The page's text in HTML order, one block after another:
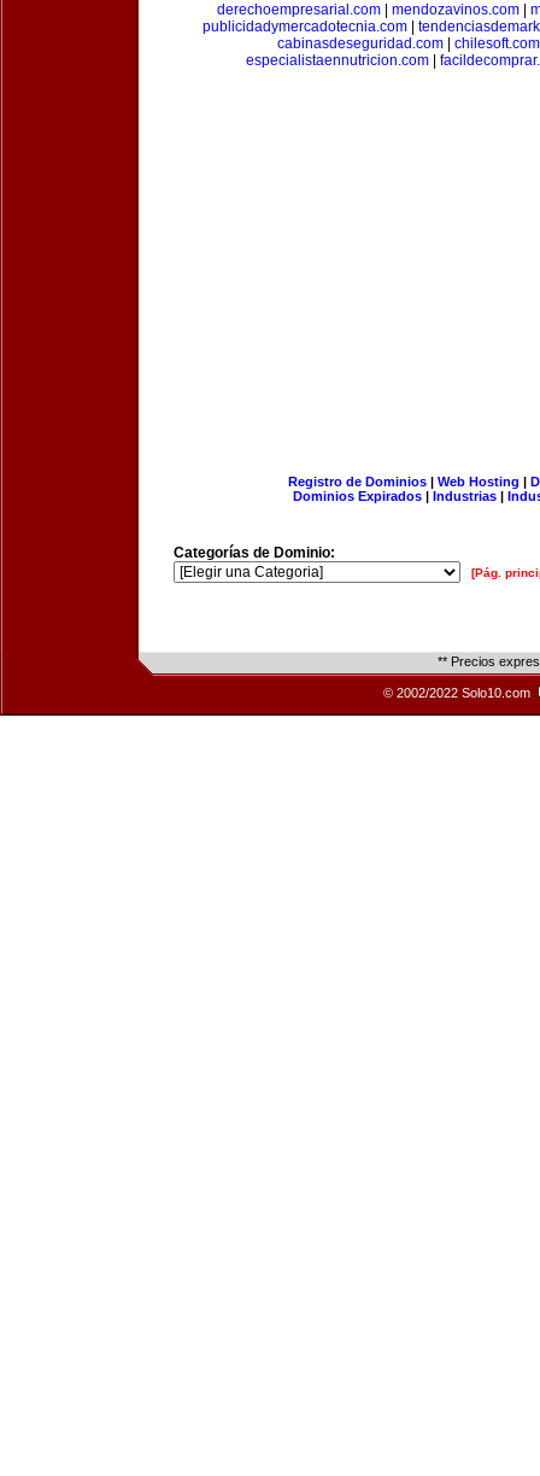
derechoempresarial.com
mendozavinos.com
publicidadymercadotecnia.com|
cabinasdeseguridad.com| chilesoft.com
especialistaennutricion.com|
Registro de Dominios| Web Hosting |
Dominios Expirados | Industrias |
Categorías de Dominio:
[Pág.
** Precios
© 2002/2022 Solo10.com